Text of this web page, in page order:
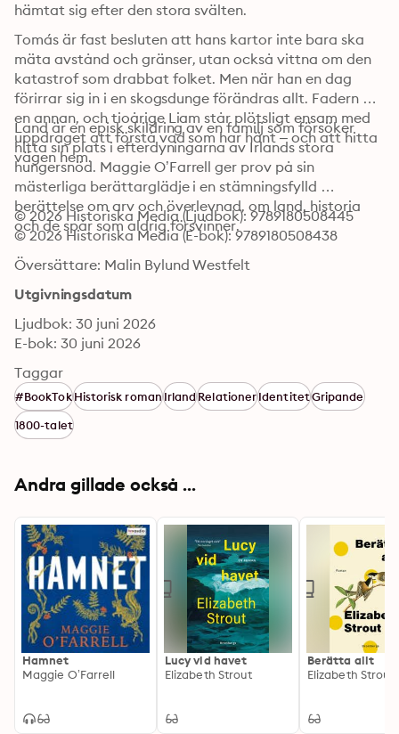
Tomás är fast besluten att hans kartor inte bara ska
mäta avstånd och gränser, utan också vittna om den
katastrof som drabbat folket. Men när han en dag
förirrar sig in i en skogsdunge förändras allt. Fadern blir
en annan, och tioårige Liam står plötsligt ensam med
uppdraget att förstå vad som har hänt – och att hitta
vägen hem.
Land är en episk skildring av en familj som försöker
hitta sin plats i efterdyningarna av Irlands stora
hungersnöd. Maggie O’Farrell ger prov på sin
mästerliga berättarglädje i en stämningsfylld
berättelse om arv och överlevnad, om land, historia
och de spår som aldrig försvinner.
© 2026 Historiska Media (Ljudbok): 9789180508445
© 2026 Historiska Media (E-bok): 9789180508438
Översättare: Malin Bylund Westfelt
Utgivningsdatum
Ljudbok: 30 juni 2026
E-bok: 30 juni 2026
Taggar
#BookTokHistorisk romanIrlandRelationerIdentitetGripande
1800-talet
Andra gillade också ...
Hamnet
Maggie O’Farrell
Lucy vid havet
Elizabeth Strout
Berätta allt
Elizabeth Strout